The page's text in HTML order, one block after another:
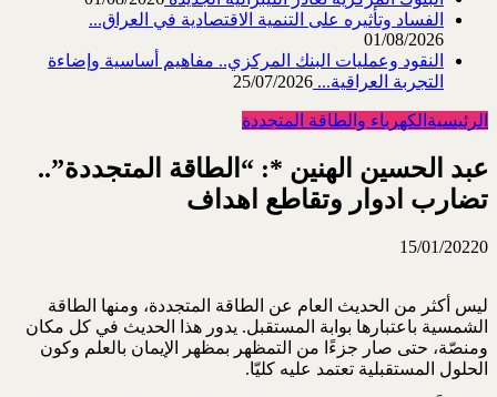
الفساد وتأثيره على التنمية الاقتصادية في العراق...
01/08/2026
النقود وعمليات البنك المركزي.. مفاهيم أساسية وإضاءة
التجربة العراقية... 25/07/2026
الرئيسية الكهرباء والطاقة المتجددة
عبد الحسين الهنين *: “الطاقة المتجددة”..
تضارب ادوار وتقاطع اهداف
15/01/20220
ليس أكثر من الحديث العام عن الطاقة المتجددة، ومنها الطاقة
الشمسية باعتبارها بوابة المستقبل. يدور هذا الحديث في كل مكان
ومنصّة، حتى صار جزءًا من التمظهر بمظهر الإيمان بالعلم وكون
الحلول المستقبلية تعتمد عليه كليّا.